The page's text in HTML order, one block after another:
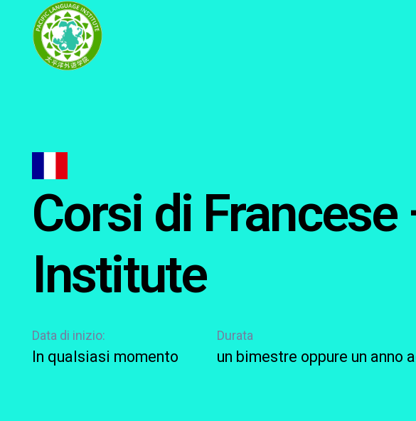
Corsi di
Institute
Data di inizio:
In qualsiasi momento
Durata
un bimestre oppure un anno